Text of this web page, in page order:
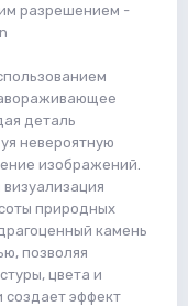
разрешением -
деталь
невероятную
изображений.
природных
камень
позволяя
цвета и
создает эффект